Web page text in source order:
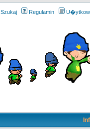
Szukaj Regulamin